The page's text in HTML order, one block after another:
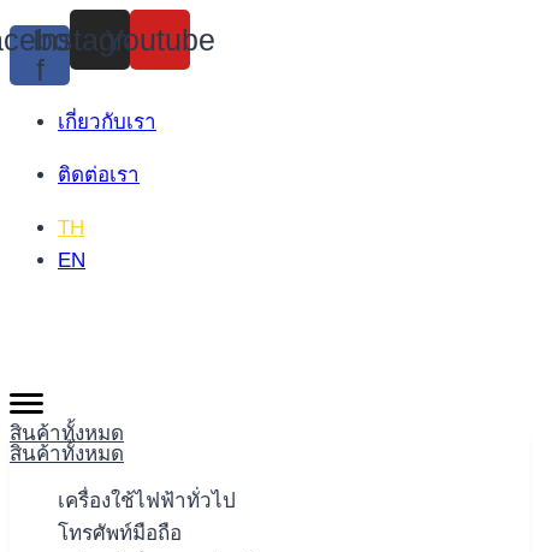
Skip
to
content
f
Instagram
Youtube
เกี่ยวกับเรา
ติดต่อเรา
TH
EN
สินค้าทั้งหมด
สินค้าทั้งหมด
เครื่องใช้ไฟฟ้าทั่วไป
โทรศัพท์มือถือ